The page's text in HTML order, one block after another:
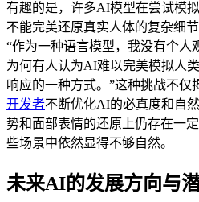
有趣的是，许多AI模型在尝试模
不能完美还原真实人体的复杂细
“作为一种语言模型，我没有个人
为何有人认为AI难以完美模拟人
响应的一种方式。”这种挑战不仅
开发者不断优化AI的必真度和自
势和面部表情的还原上仍存在一
些场景中依然显得不够自然。
未来AI的发展方向与